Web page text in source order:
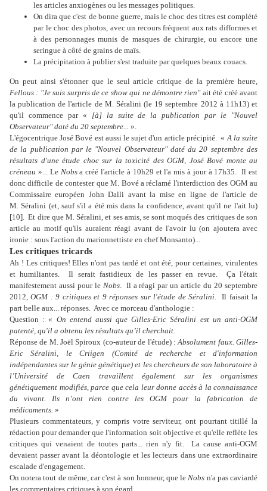
les articles anxiogènes ou les messages politiques.
On dira que c'est de bonne guerre, mais le choc des titres est complété
par le choc des photos, avec un recours fréquent aux rats difformes et
à des personnages munis de masques de chirurgie, ou encore une
seringue à côté de grains de maïs.
La précipitation à publier s'est traduite par quelques beaux couacs.
On peut ainsi s'étonner que le seul article critique de la première heure,
Fellous : "Je suis surpris de ce show qui ne démontre rien"ait été créé avant
la publication de l'article de M. Séralini (le 19 septembre 2012 à 11h13) et
qu'il commence par « [à] la suite de la publication par le "Nouvel
Observateur" daté du 20 septembre... ».
L'égocentrique José Bové est aussi le sujet d'un article précipité. «A la suite
de la publication par le "Nouvel Observateur" daté du 20 septembre des
résultats d'une étude choc sur la toxicité des OGM, José Bové monte au
créneau »... Le Nobsa créé l'article à 10h29 et l'a mis à jour à 17h35. Il est
donc difficile de contester que M. Bové a réclamé l'interdiction des OGM au
Commissaire européen John Dalli avant la mise en ligne de l'article de
M. Séralini (et, sauf s'il a été mis dans la confidence, avant qu'il ne l'ait lu)
[10]. Et dire que M. Séralini, et ses amis, se sont moqués des critiques de son
article au motif qu'ils auraient réagi avant de l'avoir lu (on ajoutera avec
ironie : sous l'action du marionnettiste en chef Monsanto)...
Les critiques tricards
Ah ! Les critiques! Elles n'ont pas tardé et ont été, pour certaines, virulentes
et humiliantes.
Il serait fastidieux de les passer en revue.
Ça l'était
manifestement aussi pour le Nobs. Il a réagi par un article du 20 septembre
2012,OGM : 9 critiques et 9 réponses sur l'étude de Séralini. Il faisait la
part belle aux... réponses. Avec ce morceau d'anthologie :
Question : « On entend aussi que Gilles-Eric Séralini est un anti-OGM
patenté, qu'il a obtenu les résultats qu’il cherchait.
Réponse de M. Joël Spiroux (co-auteur de l'étude) :Absolument faux. Gilles-
Eric Séralini, le Criigen (Comité de recherche et d'information
indépendantes sur le génie génétique) et les chercheurs de son laboratoire à
l’Université de Caen travaillent également sur les organismes
génétiquement modifiés, parce que cela leur donne accès à la connaissance
du vivant. Ils n’ont rien contre les OGM pour la fabrication de
médicaments. »
Plusieurs commentateurs, y compris votre serviteur, ont pourtant titillé la
rédaction pour demander que l'information soit objective et qu'elle reflète les
critiques qui venaient de toutes parts... rien n'y fit.
La cause anti-OGM
devaient passer avant la déontologie et les lecteurs dans une extraordinaire
escalade d'engagement.
On notera tout de même, car c'est à son honneur, que leNobs n'a pas caviardé
les commentaires critiques à son égard.